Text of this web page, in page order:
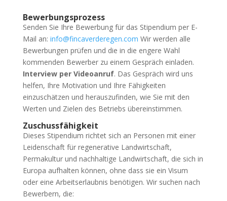
Bewerbungsprozess
Senden Sie Ihre Bewerbung für das Stipendium per E-
Mail an: info@fincaverderegen.com Wir werden alle
Bewerbungen prüfen und die in die engere Wahl
kommenden Bewerber zu einem Gespräch einladen.
Interview per Videoanruf. Das Gespräch wird uns
helfen, Ihre Motivation und Ihre Fähigkeiten
einzuschätzen und herauszufinden, wie Sie mit den
Werten und Zielen des Betriebs übereinstimmen.
Zuschussfähigkeit
Dieses Stipendium richtet sich an Personen mit einer
Leidenschaft für regenerative Landwirtschaft,
Permakultur und nachhaltige Landwirtschaft, die sich in
Europa aufhalten können, ohne dass sie ein Visum
oder eine Arbeitserlaubnis benötigen. Wir suchen nach
Bewerbern, die: